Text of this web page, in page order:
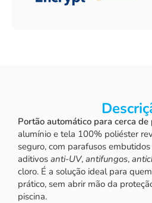
Portão automático para cerca de
alumínio e tela 100% poliéster
seguro, com parafusos
aditivos anti-UV, antifungos,
cloro. É a solução ideal para
prático, sem abrir mão da
piscina.